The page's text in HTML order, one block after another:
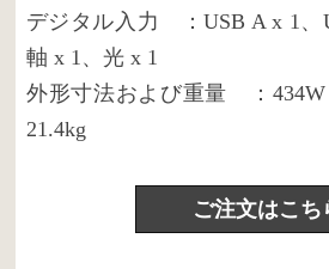
デジタル入力 ：USB A x 1、
軸 x 1、光 x 1
外形寸法および重量 ：434W
21.4kg
ご注文はこち